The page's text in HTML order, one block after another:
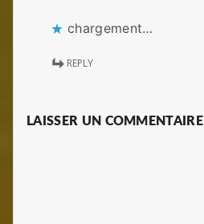
chargement…
REPLY
LAISSER UN COMMENTAIRE